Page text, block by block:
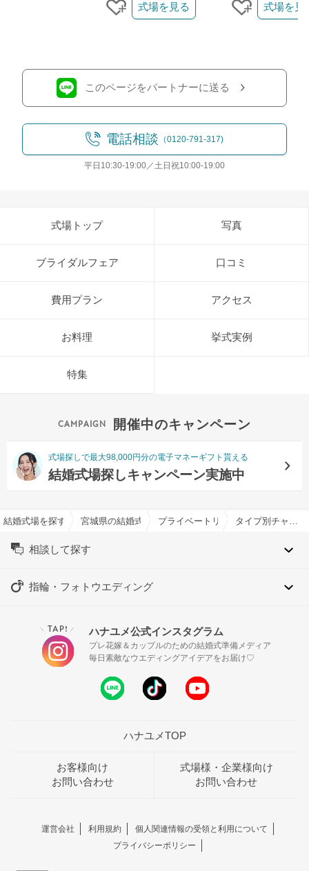
クリップする
式場を見る
クリップす
式場を見
このページをパートナーに送る
電話相談 （0120-791-317)
平日10:30-19:00／土日祝10:00-19:00
式場トップ 写真
ブライダルフェア 口コミ
費用プラン アクセス
お料理 挙式実例
特集
開催中のキャンペーン
式場探しで最大98,000円分の電子マネーギフト貰える
結婚式場探しキャンペーン実施中
結婚式場を探すならハナユメ宮城県の結婚式場一覧プライベートリゾートカリメーラで
相談して探す
指輪・フォトウエディング
＼ TAP! ／ ハナユメ公式インスタグラム
プレ花嫁＆カップルのための結婚式準備メディア
毎日素敵なウエディングアイデアをお届け♡
ハナユメTOP
お客様向け
お問い合わせ
式場様・企業様向け
お問い合わせ
運営会社 利用規約
個人関連情報の受領と利用について
プライバシーポリシー